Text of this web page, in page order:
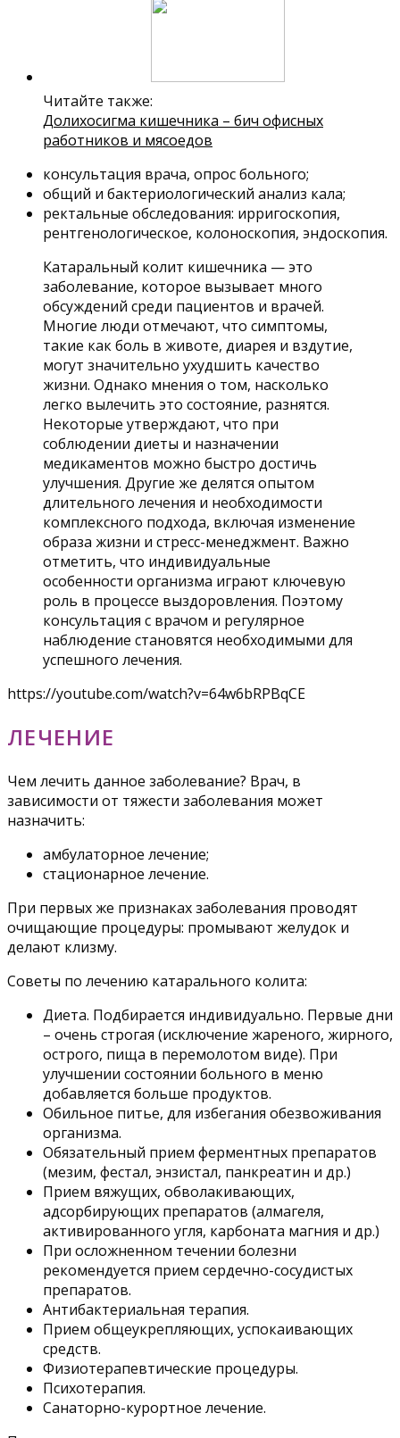
Читайте также:
Долихосигма кишечника – бич офисных
работников и мясоедов
консультация врача, опрос больного;
общий и бактериологический анализ кала;
ректальные обследования: ирригоскопия,
рентгенологическое, колоноскопия, эндоскопия.
Катаральный колит кишечника — это
заболевание, которое вызывает много
обсуждений среди пациентов и врачей.
Многие люди отмечают, что симптомы,
такие как боль в животе, диарея и вздутие,
могут значительно ухудшить качество
жизни. Однако мнения о том, насколько
легко вылечить это состояние, разнятся.
Некоторые утверждают, что при
соблюдении диеты и назначении
медикаментов можно быстро достичь
улучшения. Другие же делятся опытом
длительного лечения и необходимости
комплексного подхода, включая изменение
образа жизни и стресс-менеджмент. Важно
отметить, что индивидуальные
особенности организма играют ключевую
роль в процессе выздоровления. Поэтому
консультация с врачом и регулярное
наблюдение становятся необходимыми для
успешного лечения.
https://youtube.com/watch?v=64w6bRPBqCE
ЛЕЧЕНИЕ
Чем лечить данное заболевание? Врач, в
зависимости от тяжести заболевания может
назначить:
амбулаторное лечение;
стационарное лечение.
При первых же признаках заболевания проводят
очищающие процедуры: промывают желудок и
делают клизму.
Советы по лечению катарального колита:
Диета. Подбирается индивидуально. Первые дни
– очень строгая (исключение жареного, жирного,
острого, пища в перемолотом виде). При
улучшении состоянии больного в меню
добавляется больше продуктов.
Обильное питье, для избегания обезвоживания
организма.
Обязательный прием ферментных препаратов
(мезим, фестал, энзистал, панкреатин и др.)
Прием вяжущих, обволакивающих,
адсорбирующих препаратов (алмагеля,
активированного угля, карбоната магния и др.)
При осложненном течении болезни
рекомендуется прием сердечно-сосудистых
препаратов.
Антибактериальная терапия.
Прием общеукрепляющих, успокаивающих
средств.
Физиотерапевтические процедуры.
Психотерапия.
Санаторно-курортное лечение.